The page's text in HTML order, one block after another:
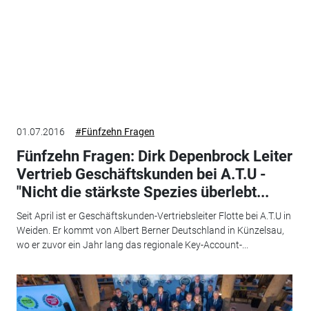
01.07.2016 #Fünfzehn Fragen
Fünfzehn Fragen: Dirk Depenbrock Leiter
Vertrieb Geschäftskunden bei A.T.U -
"Nicht die stärkste Spezies überlebt...
Seit April ist er Geschäftskunden-Vertriebsleiter Flotte bei A.T.U in
Weiden. Er kommt von Albert Berner Deutschland in Künzelsau,
wo er zuvor ein Jahr lang das regionale Key-Account-...